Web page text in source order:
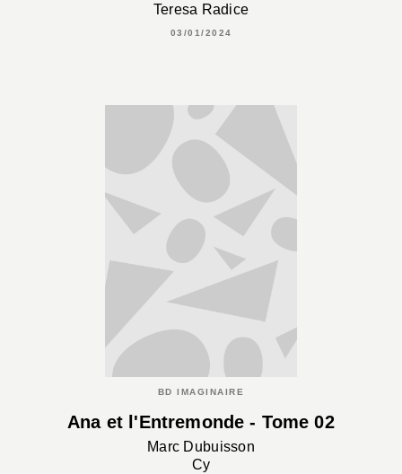
Teresa Radice
03/01/2024
BD IMAGINAIRE
Ana et l'Entremonde - Tome 02
Marc Dubuisson
Cy